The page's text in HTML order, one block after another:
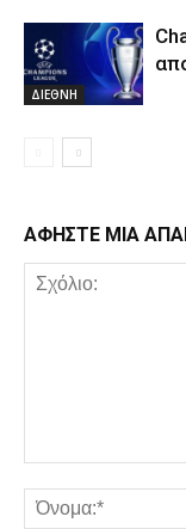
ΔΙΕΘΝΗ
ΑΦΗΣΤΕ ΜΙΑ